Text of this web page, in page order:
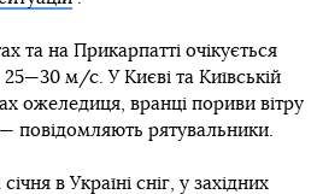
та на Прикарпатті очікується
25—30 м/с. У Києві та Київській
ожеледиця, вранці пориви вітру
повідомляють рятувальники.
в Україні сніг, у західних